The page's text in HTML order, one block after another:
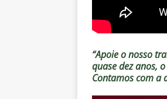
“Apoie o nosso
quase dez anos,
Contamos com a